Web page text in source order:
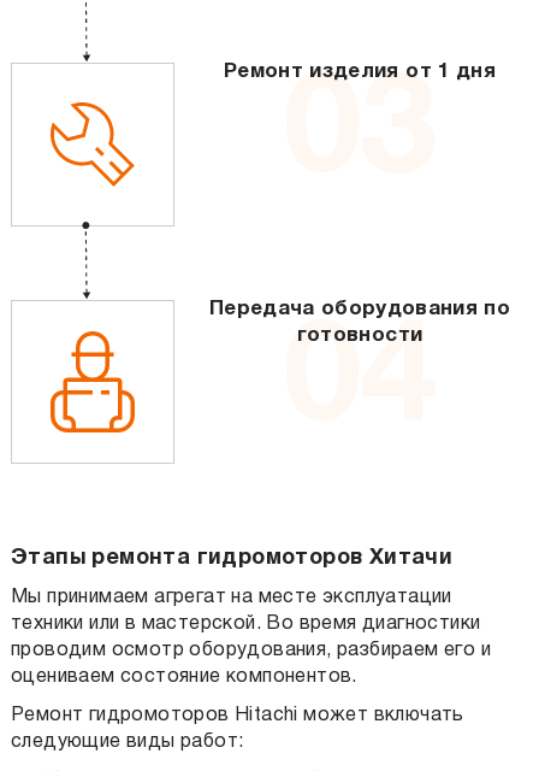
Ремонт изделия от 1 дня
04
Передача оборудования по
готовности
Этапы ремонта гидромоторов Хитачи
Мы принимаем агрегат на месте эксплуатации
техники или в мастерской. Во время диагностики
проводим осмотр оборудования, разбираем его и
оцениваем состояние компонентов.
Ремонт гидромоторов Hitachi может включать
следующие виды работ: